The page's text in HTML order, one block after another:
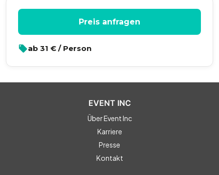
Preis anfragen
ab 31 € / Person
EVENT INC
Über Event Inc
Karriere
Presse
Kontakt